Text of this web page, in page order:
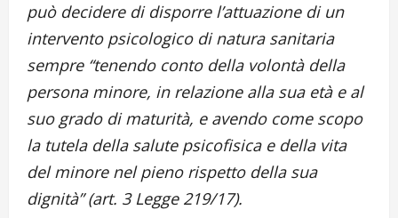
può decidere di disporre l’attuazione di un
intervento psicologico di natura sanitaria
sempre “tenendo conto della volontà della
persona minore, in relazione alla sua età e al
suo grado di maturità, e avendo come scopo
la tutela della salute psicofisica e della vita
del minore nel pieno rispetto della sua
dignità” (art. 3 Legge 219/17).